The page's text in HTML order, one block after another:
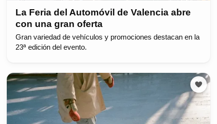
La Feria del Automóvil de Valencia abre
con una gran oferta
Gran variedad de vehículos y promociones destacan en la
23ª edición del evento.